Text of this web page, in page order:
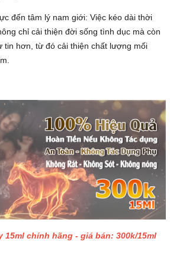
đến tâm lý nam giới: Việc kéo dài thời
chỉ cải thiện đời sống tình dục mà còn
tin hơn, từ đó cải thiện chất lượng mối
15ml chính hãng - giá bán: 300k/15ml